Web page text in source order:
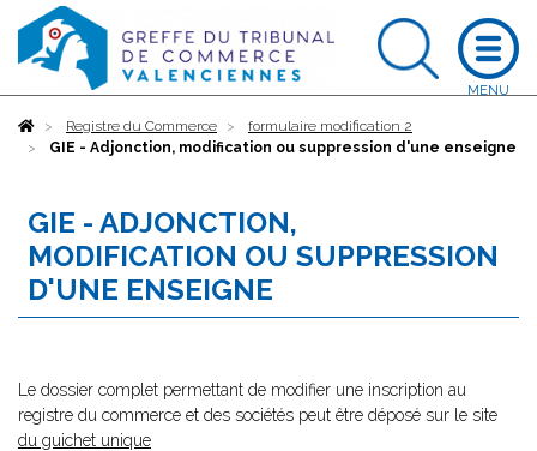
AccueilRegistre du Commerce
formulaire modification 2
GIE - Adjonction, modification ou suppression d'une enseigne
GIE - ADJONCTION,
MODIFICATION OU SUPPRESSION
D'UNE ENSEIGNE
Le dossier complet permettant de modifier une inscription au
registre du commerce et des sociétés peut être déposé sur le site
du guichet unique